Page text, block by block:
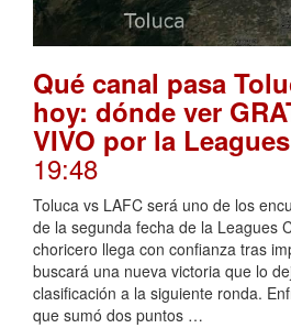
Qué canal pasa
hoy: dónde ver
VIVO por la
19:48
Toluca vs LAFC será uno de los
de la segunda fecha de la Leagues
choricero llega con confianza tras
buscará una nueva victoria que lo
clasificación a la siguiente ronda.
que sumó dos puntos …